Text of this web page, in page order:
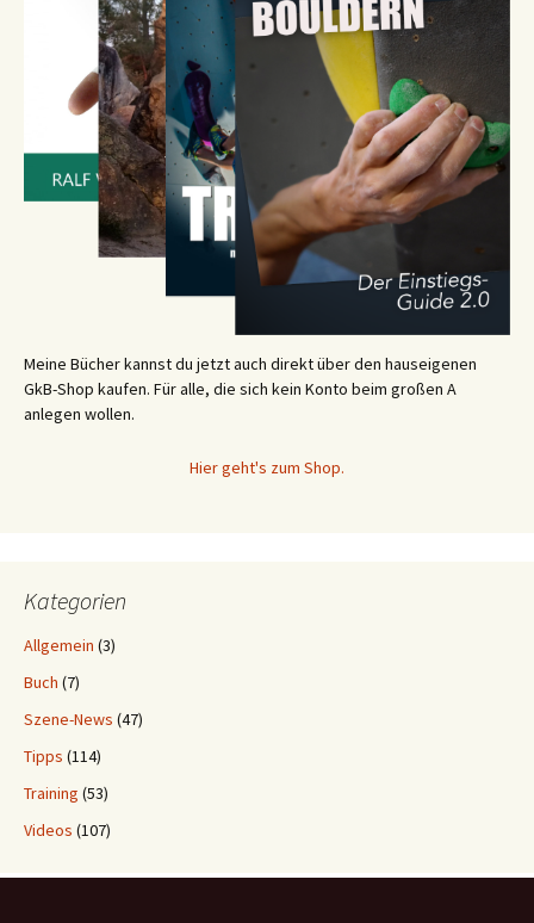
Meine Bücher kannst du jetzt auch direkt über den hauseigenen
GkB-Shop kaufen. Für alle, die sich kein Konto beim großen A
anlegen wollen.
Hier geht's zum Shop.
Kategorien
Allgemein (3)
Buch (7)
Szene-News (47)
Tipps (114)
Training (53)
Videos (107)